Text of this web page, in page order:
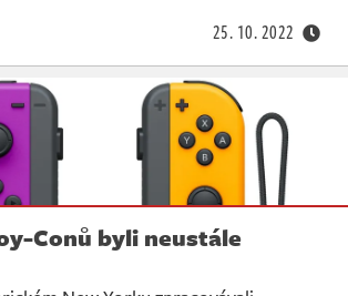
25. 10. 2022
Conů byli neustále